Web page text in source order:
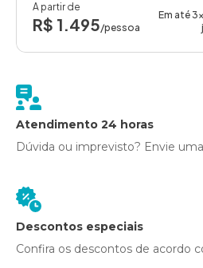
A partir de
R$ 1.495/pessoa
Em até
Atendimento 24 horas
Dúvida ou imprevisto? Envie
Descontos especiais
Confira os descontos de acordo